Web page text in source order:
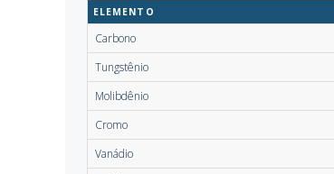
ELEMENTO
Carbono
Tungstênio
Molibdênio
Cromo
Vanádio